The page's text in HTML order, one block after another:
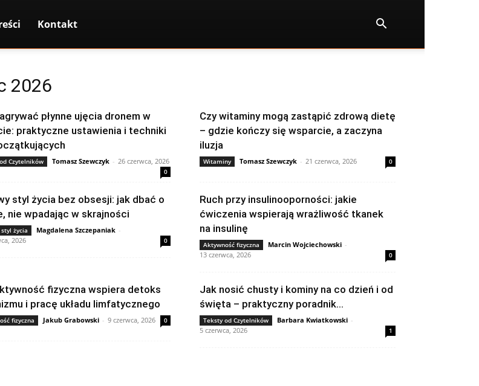
Kontakt
2026
płynne ujęcia dronem w
praktyczne ustawienia i techniki
Czytelników Tomasz Szewczyk - 26 czerwca, 2026
0
Czy witaminy mogą zastąpić zdrową dietę
– gdzie kończy się wsparcie, a zaczyna
iluzja
Witaminy Tomasz Szewczyk - 21 czerwca, 2026 0
styl życia bez obsesji: jak dbać o
nie wpadając w skrajności
życia Magdalena Szczepaniak -
2026
0
Ruch przy insulinooporności: jakie
ćwiczenia wspierają wrażliwość tkanek
na insulinę
Aktywność fizyczna Marcin Wojciechowski -
13 czerwca, 2026
0
fizyczna wspiera detoks
i pracę układu limfatycznego
fizyczna Jakub Grabowski - 9 czerwca, 2026 0
Jak nosić chusty i kominy na co dzień i od
święta – praktyczny poradnik...
Teksty od Czytelników Barbara Kwiatkowski -
5 czerwca, 2026
1